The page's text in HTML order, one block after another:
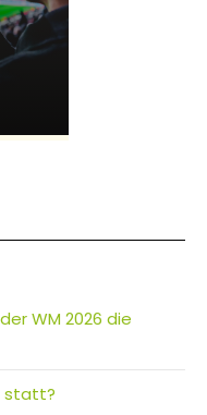
WM 2026 die
statt?